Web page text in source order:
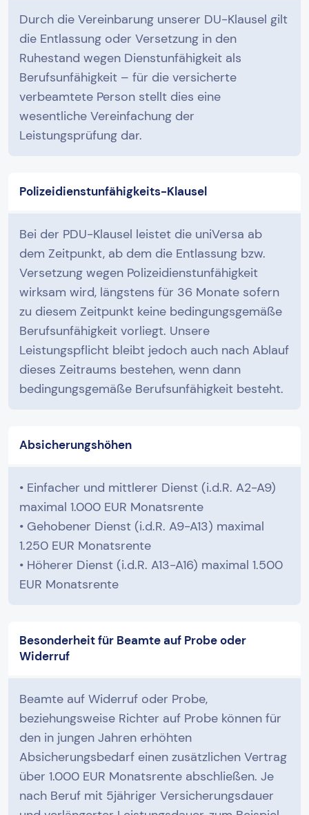
Durch die Vereinbarung unserer DU-Klausel gilt
die Entlassung oder Versetzung in den
Ruhestand wegen Dienstunfähigkeit als
Berufsunfähigkeit – für die versicherte
verbeamtete Person stellt dies eine
wesentliche Vereinfachung der
Leistungsprüfung dar.
Polizeidienstunfähigkeits-Klausel
Bei der PDU-Klausel leistet die uniVersa ab
dem Zeitpunkt, ab dem die Entlassung bzw.
Versetzung wegen Polizeidienstunfähigkeit
wirksam wird, längstens für 36 Monate sofern
zu diesem Zeitpunkt keine bedingungsgemäße
Berufsunfähigkeit vorliegt. Unsere
Leistungspflicht bleibt jedoch auch nach Ablauf
dieses Zeitraums bestehen, wenn dann
bedingungsgemäße Berufsunfähigkeit besteht.
Absicherungshöhen
• Einfacher und mittlerer Dienst (i.d.R. A2-A9)
maximal 1.000 EUR Monatsrente
• Gehobener Dienst (i.d.R. A9-A13) maximal
1.250 EUR Monatsrente
• Höherer Dienst (i.d.R. A13-A16) maximal 1.500
EUR Monatsrente
Besonderheit für Beamte auf Probe oder
Widerruf
Beamte auf Widerruf oder Probe,
beziehungsweise Richter auf Probe können für
den in jungen Jahren erhöhten
Absicherungsbedarf einen zusätzlichen Vertrag
über 1.000 EUR Monatsrente abschließen. Je
nach Beruf mit 5jähriger Versicherungsdauer